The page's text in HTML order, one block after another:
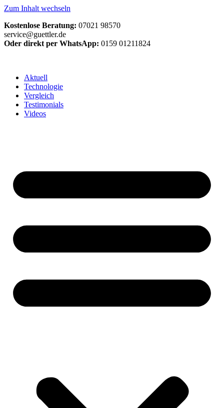
Zum Inhalt wechseln
Kostenlose Beratung: 07021 98570
service@guettler.de
Oder direkt per WhatsApp: 0159 01211824
Aktuell
Technologie
Vergleich
Testimonials
Videos